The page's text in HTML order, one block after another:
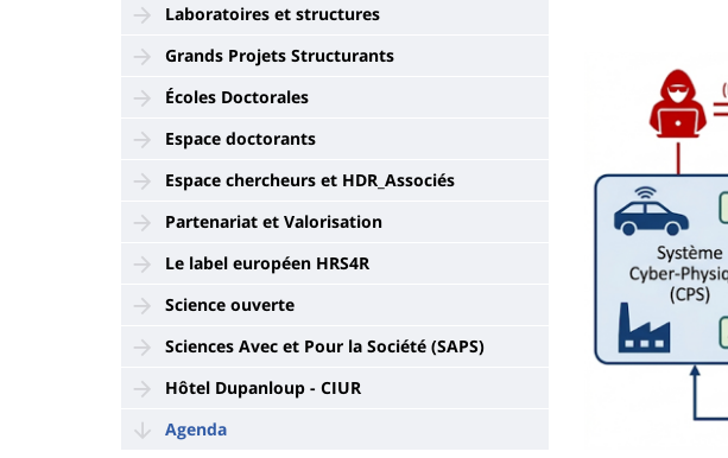
Laboratoires et structures
Grands Projets Structurants
Écoles Doctorales
Espace doctorants
Espace chercheurs et HDR_Associés
Partenariat et Valorisation
Le label européen HRS4R
Science ouverte
Sciences Avec et Pour la Société (SAPS)
Hôtel Dupanloup - CIUR
Agenda
Contenu
page